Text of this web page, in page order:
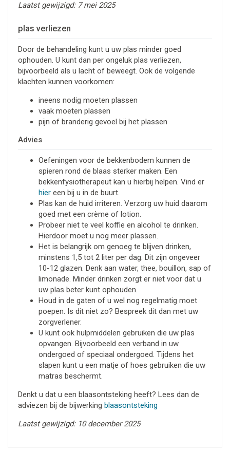
Laatst gewijzigd: 7 mei 2025
plas verliezen
Door de behandeling kunt u uw plas minder goed
ophouden. U kunt dan per ongeluk plas verliezen,
bijvoorbeeld als u lacht of beweegt. Ook de volgende
klachten kunnen voorkomen:
ineens nodig moeten plassen
vaak moeten plassen
pijn of branderig gevoel bij het plassen
Advies
Oefeningen voor de bekkenbodem kunnen de
spieren rond de blaas sterker maken. Een
bekkenfysiotherapeut kan u hierbij helpen. Vind er
hiereen bij u in de buurt.
Plas kan de huid irriteren. Verzorg uw huid daarom
goed met een crème of lotion.
Probeer niet te veel koffie en alcohol te drinken.
Hierdoor moet u nog meer plassen.
Het is belangrijk om genoeg te blijven drinken,
minstens 1,5 tot 2 liter per dag. Dit zijn ongeveer
10-12 glazen. Denk aan water, thee, bouillon, sap of
limonade. Minder drinken zorgt er niet voor dat u
uw plas beter kunt ophouden.
Houd in de gaten of u wel nog regelmatig moet
poepen. Is dit niet zo? Bespreek dit dan met uw
zorgverlener.
U kunt ook hulpmiddelen gebruiken die uw plas
opvangen. Bijvoorbeeld een verband in uw
ondergoed of speciaal ondergoed. Tijdens het
slapen kunt u een matje of hoes gebruiken die uw
matras beschermt.
Denkt u dat u een blaasontsteking heeft? Lees dan de
adviezen bij de bijwerking blaasontsteking
Laatst gewijzigd: 10 december 2025